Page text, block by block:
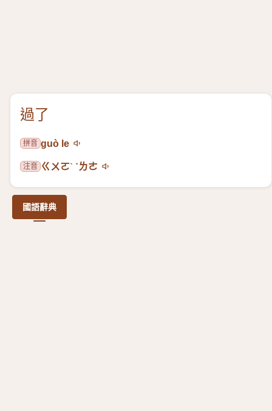
過了
拼音 guò le
注音 ㄍㄨㄛˋ ˙ㄌㄜ
國語辭典